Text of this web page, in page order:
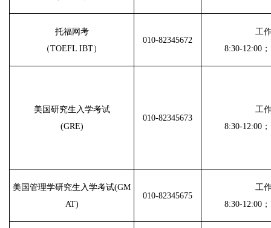
托福网考
（TOEFL IBT）
010-82345672
工
8:30-12:00
美国研究生入学考试
(GRE)
010-82345673
工
8:30-12:00
美国管理学研究生入学考试(GM
AT)
010-82345675
工
8:30-12:00